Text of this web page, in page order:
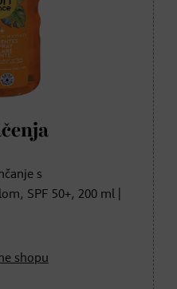
s
SPF 50+, 200 ml |
shopu